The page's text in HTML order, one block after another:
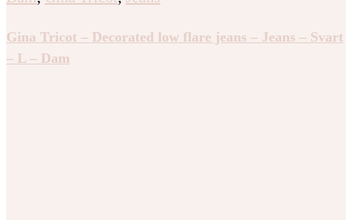
Gina Tricot – Decorated low flare jeans – Jeans – Svart
– L – Dam